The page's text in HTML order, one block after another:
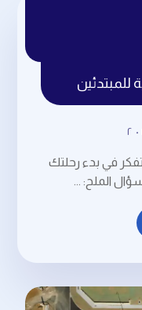
تفكر في بدء رحلتك
الملح: ...